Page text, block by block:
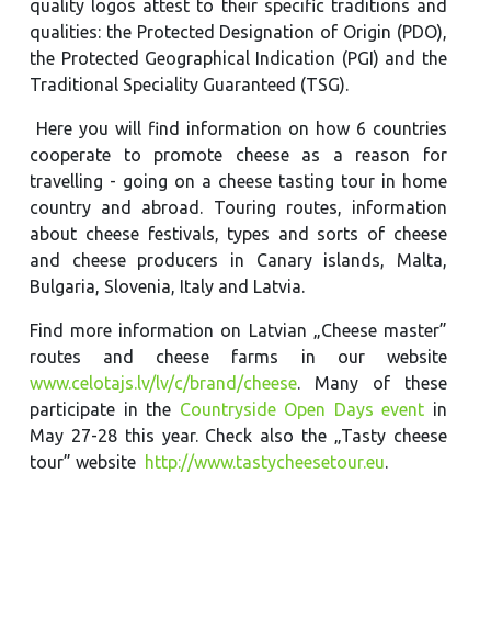
quality logos attest to their specific traditions and
qualities: the Protected Designation of Origin (PDO),
the Protected Geographical Indication (PGI) and the
Traditional Speciality Guaranteed (TSG).
Here you will find information on how 6 countries
cooperate to promote cheese as a reason for
travelling - going on a cheese tasting tour in home
country and abroad. Touring routes, information
about cheese festivals, types and sorts of cheese
and cheese producers in Canary islands, Malta,
Bulgaria, Slovenia, Italy and Latvia.
Find more information on Latvian „Cheese master”
routes and cheese farms in our website
www.celotajs.lv/lv/c/brand/cheese. Many of these
participate in the Countryside Open Days event in
May 27-28 this year. Check also the „Tasty cheese
tour” website http://www.tastycheesetour.eu.